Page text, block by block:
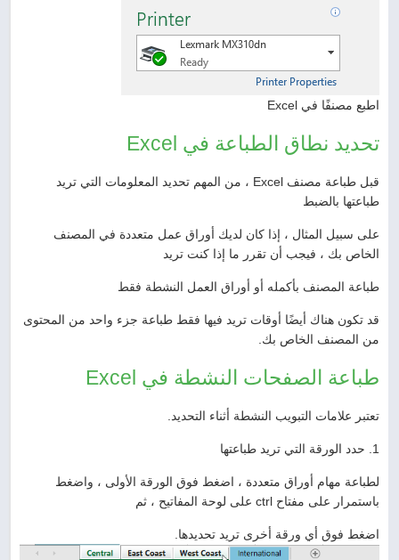
اطبع مصنفًا في Excel
تحديد نطاق الطباعة في Excel
قبل طباعة مصنف Excel ، من المهم تحديد المعلومات التي تريد
طباعتها بالضبط
على سبيل المثال ، إذا كان لديك أوراق عمل متعددة في المصنف
الخاص بك ، فيجب أن تقرر ما إذا كنت تريد
طباعة المصنف بأكمله أو أوراق العمل النشطة فقط
قد تكون هناك أيضًا أوقات تريد فيها فقط طباعة جزء واحد من المحتوى
من المصنف الخاص بك.
طباعة الصفحات النشطة في Excel
تعتبر علامات التبويب النشطة أثناء التحديد.
1. حدد الورقة التي تريد طباعتها
لطباعة مهام أوراق متعددة ، اضغط فوق الورقة الأولى ، واضغط
باستمرار على مفتاح ctrl على لوحة المفاتيح ، ثم
اضغط فوق أي ورقة أخرى تريد تحديدها.